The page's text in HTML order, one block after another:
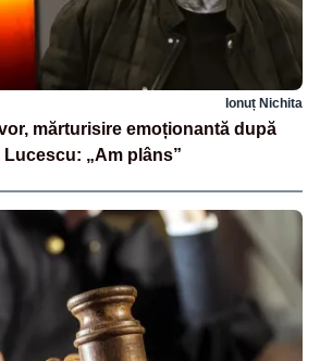
Ionuț Nichita
mărturisire emoționantă după
„Am plâns”